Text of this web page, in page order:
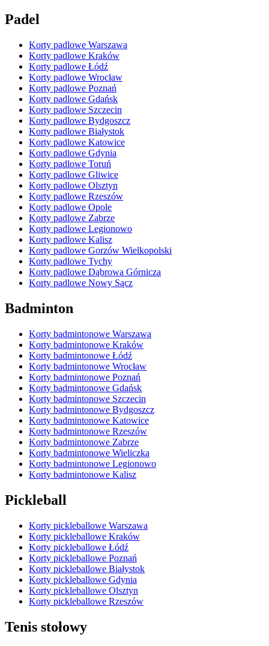
Padel
Korty padlowe Warszawa
Korty padlowe Kraków
Korty padlowe Łódź
Korty padlowe Wrocław
Korty padlowe Poznań
Korty padlowe Gdańsk
Korty padlowe Szczecin
Korty padlowe Bydgoszcz
Korty padlowe Białystok
Korty padlowe Katowice
Korty padlowe Gdynia
Korty padlowe Toruń
Korty padlowe Gliwice
Korty padlowe Olsztyn
Korty padlowe Rzeszów
Korty padlowe Opole
Korty padlowe Zabrze
Korty padlowe Legionowo
Korty padlowe Kalisz
Korty padlowe Gorzów Wielkopolski
Korty padlowe Tychy
Korty padlowe Dąbrowa Górnicza
Korty padlowe Nowy Sącz
Badminton
Korty badmintonowe Warszawa
Korty badmintonowe Kraków
Korty badmintonowe Łódź
Korty badmintonowe Wrocław
Korty badmintonowe Poznań
Korty badmintonowe Gdańsk
Korty badmintonowe Szczecin
Korty badmintonowe Bydgoszcz
Korty badmintonowe Katowice
Korty badmintonowe Rzeszów
Korty badmintonowe Zabrze
Korty badmintonowe Wieliczka
Korty badmintonowe Legionowo
Korty badmintonowe Kalisz
Pickleball
Korty pickleballowe Warszawa
Korty pickleballowe Kraków
Korty pickleballowe Łódź
Korty pickleballowe Poznań
Korty pickleballowe Białystok
Korty pickleballowe Gdynia
Korty pickleballowe Olsztyn
Korty pickleballowe Rzeszów
Tenis stołowy